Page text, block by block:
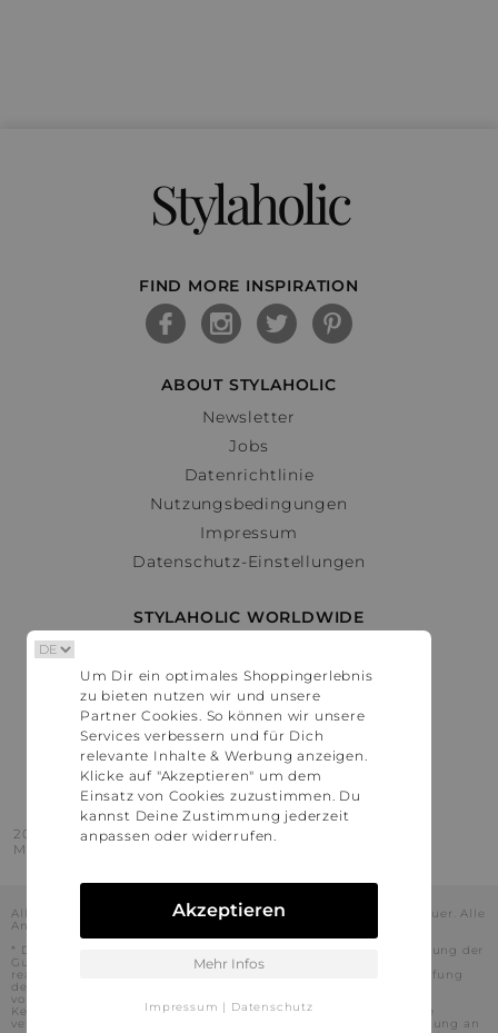
Stylaholic
FIND MORE INSPIRATION
ABOUT STYLAHOLIC
Newsletter
Jobs
Datenrichtlinie
Nutzungsbedingungen
Impressum
Datenschutz-Einstellungen
STYLAHOLIC WORLDWIDE
Österreich
Schweiz
France
United States
2016 - 2026 © Stylaholic.
Made for you with love in munich.
Alle Preise inkl. der jeweils geltenden gesetzlichen Mehrwertsteuer. Alle
Angaben ohne Gewähr.
* Die angezeigten Preise beinhalten Rabatte, die durch die Nutzung der
Gutschein-Codes auf den Seiten unserer Partner voraussichtlich
realisiert werden können. Stylaholic führt keine vollständige Prüfung
der Gutschein-Codes durch und es kann daher in Einzelfällen
vorkommen, dass die Gutscheine abweichend von unserem
Kenntnisstand bei dem jeweiligen Shop nicht oder nur teilweise
verwendet werden können. Darüber hinaus kann deren Verwendung an
Um Dir ein optimales Shoppingerlebnis
zu bieten nutzen wir und unsere
Partner Cookies. So können wir unsere
Services verbessern und für Dich
relevante Inhalte & Werbung anzeigen.
Klicke auf "Akzeptieren" um dem
Einsatz von Cookies zuzustimmen. Du
kannst Deine Zustimmung jederzeit
anpassen oder widerrufen.
Akzeptieren
Mehr Infos
Impressum | Datenschutz